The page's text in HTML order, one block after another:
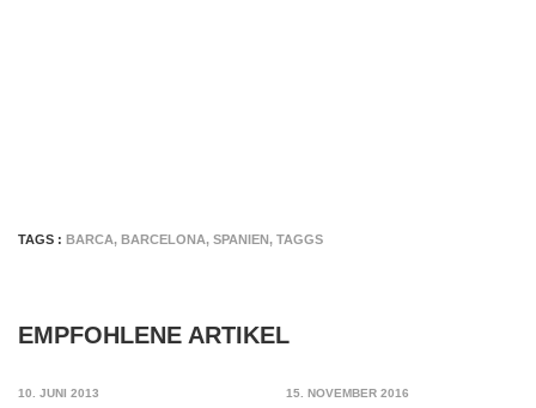
TAGS : BARCA, BARCELONA, SPANIEN, TAGGS
EMPFOHLENE ARTIKEL
10. JUNI 2013 15. NOVEMBER 2016